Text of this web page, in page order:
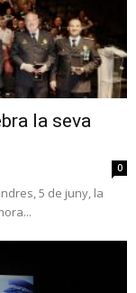
la seva
0
5 de juny, la